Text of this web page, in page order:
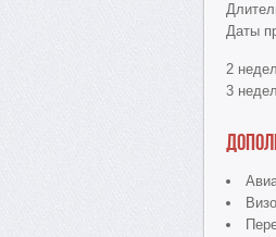
Даты
2
3